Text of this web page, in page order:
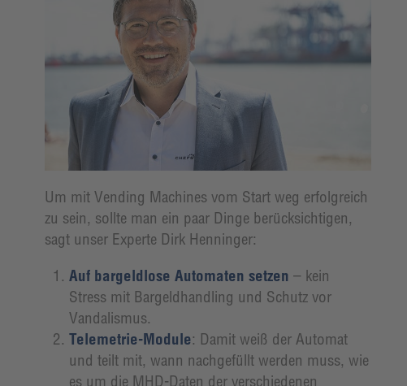
Um mit Vending Machines vom Start weg erfolgreich
zu sein, sollte man ein paar Dinge berücksichtigen,
sagt unser Experte Dirk Henninger:
Auf bargeldlose Automaten setzen – kein
Stress mit Bargeldhandling und Schutz vor
Vandalismus.
Telemetrie-Module: Damit weiß der Automat
und teilt mit, wann nachgefüllt werden muss, wie
es um die MHD-Daten der verschiedenen